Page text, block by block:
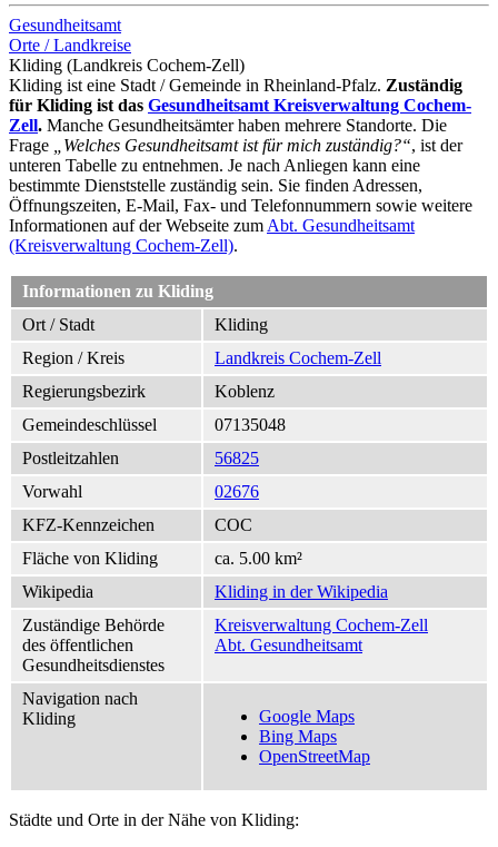
Gesundheitsamt
Orte / Landkreise
Kliding (Landkreis Cochem-Zell)
Kliding ist eine Stadt / Gemeinde in Rheinland-Pfalz. Zuständig
für Kliding ist das Gesundheitsamt Kreisverwaltung Cochem-
Zell. Manche Gesundheitsämter haben mehrere Standorte. Die
Frage
„Welches Gesundheitsamt ist für mich zuständig?“, ist der
unteren Tabelle zu entnehmen. Je nach Anliegen kann eine
bestimmte Dienststelle zuständig sein. Sie finden Adressen,
Öffnungszeiten, E-Mail, Fax- und Telefonnummern sowie weitere
Informationen auf der Webseite zum Abt. Gesundheitsamt
(Kreisverwaltung Cochem-Zell).
Informationen zu Kliding
Ort / Stadt
Kliding
Region / Kreis
Landkreis Cochem-Zell
Regierungsbezirk
Koblenz
Gemeindeschlüssel
07135048
Postleitzahlen
56825
Vorwahl
02676
KFZ-Kennzeichen
COC
Fläche von Kliding
ca. 5.00 km²
Wikipedia
Kliding in der Wikipedia
Zuständige Behörde
des öffentlichen
Gesundheitsdienstes
Kreisverwaltung Cochem-Zell
Abt. Gesundheitsamt
Navigation nach
Kliding
Google Maps
Bing Maps
OpenStreetMap
Städte und Orte in der Nähe von Kliding: